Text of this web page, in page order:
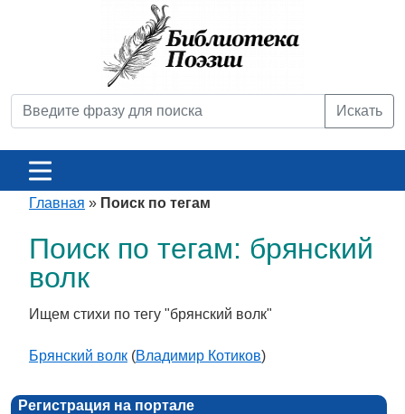
Искать
Главная » Поиск по тегам
Поиск по тегам: брянский
волк
Ищем стихи по тегу "брянский волк"
Брянский волк (Владимир Котиков)
Регистрация на портале